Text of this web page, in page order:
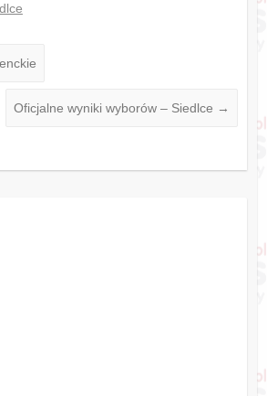
Oficjalne wyniki wyborów – Siedlce →